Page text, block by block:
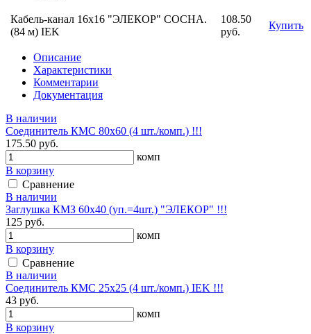
Кабель-канал 16х16 "ЭЛЕКОР" СОСНА.
(84 м) IEK
108.50
руб.
Купить
Описание
Характеристики
Комментарии
Документация
В наличии
Соединитель КМС 80x60 (4 шт./комп.) !!!
175.50 руб.
комп
В корзину
Сравнение
В наличии
Заглушка КМЗ 60х40 (уп.=4шт.) "ЭЛЕКОР" !!!
125 руб.
комп
В корзину
Сравнение
В наличии
Соединитель КМС 25х25 (4 шт./комп.) IEK !!!
43 руб.
комп
В корзину